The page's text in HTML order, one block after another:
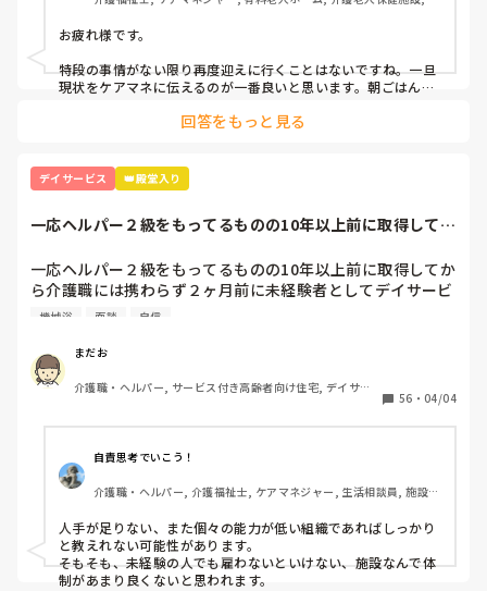
お疲れ様です。
特段の事情がない限り再度迎えに行くことはないですね。一旦
現状をケアマネに伝えるのが一番良いと思います。朝ごはんや
回答をもっと見る
デイサービス 👑殿堂入り
一応ヘルパー２級をもってるものの10年以上前に取得してか
一応ヘルパー２級をもってるものの10年以上前に取得してか
ら介護職には携わらず２ヶ月前に未経験者としてデイサービ
スで勤めてます。
面談の時は『徐々に覚えてくれれば良いって言われ１年後く
らいに入浴介助をしてもらいます』って言われましたが、現
実は人がいないとゆぅ～事で１ヶ月前から入浴介助をしてま
一度付きっきりで指導を受けた後は２週空いてから、時々手
伝って貰いながらの入浴介助を２回やって４回目からは1人
でやってます。
でも初めて介助する方もいるので、その方の特徴とかを聞い
てメモり、それを見て２回大浴介助をしました。
誘導、着脱全て1人です。
８人くらいを２時間弱でこなします。
それだけでも大変なのに、再来週からは個浴か機械浴を頼ま
機械浴 面談 自信
まだお
介護職・ヘルパー, サービス付き高齢者向け住宅, デイサー
56 ・ 04/04
自責思考でいこう！
介護職・ヘルパー, 介護福祉士, ケアマネジャー, 生活相談員, 施設
人手が足りない、また個々の能力が低い組織であればしっかり
と教えれない可能性があります。
そもそも、未経験の人でも雇わないといけない、施設なんで体
制があまり良くないと思われます。